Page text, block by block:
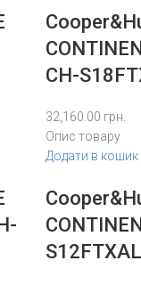
CH-
32,160.00 грн.
Опис товару
Додати в кошик